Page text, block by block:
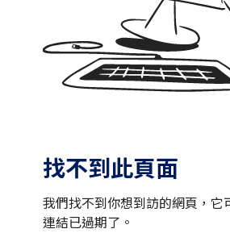
找不到此頁面
我們找不到你想到訪的網頁，它
連結已過期了。